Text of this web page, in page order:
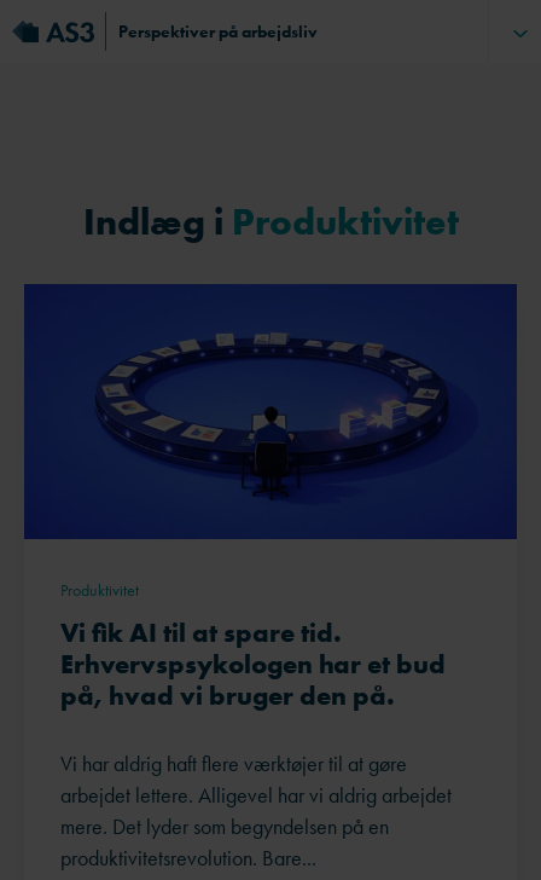
Perspektiver på arbejdsliv
Indlæg i Produktivitet
Produktivitet
Vi fik AI til at spare tid.
Erhvervspsykologen har et bud
på, hvad vi bruger den på.
Vi har aldrig haft flere værktøjer til at gøre
arbejdet lettere. Alligevel har vi aldrig arbejdet
mere. Det lyder som begyndelsen på en
produktivitetsrevolution. Bare...